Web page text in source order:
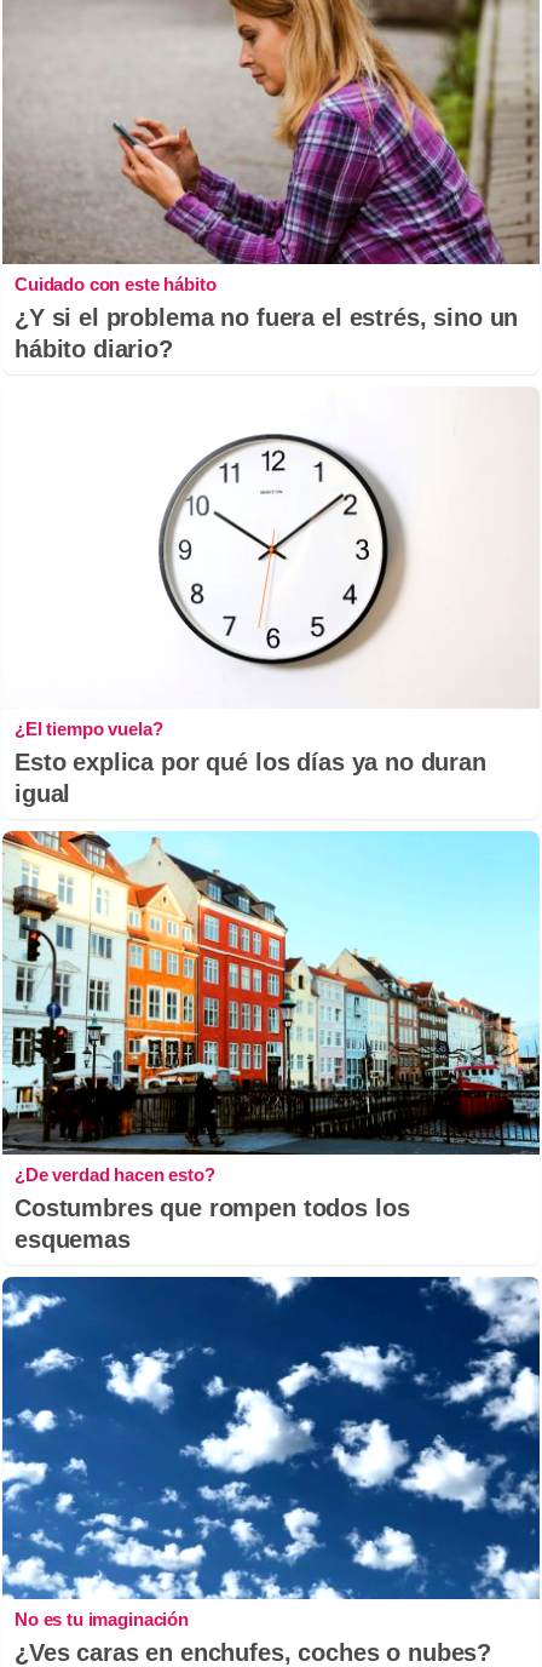
Cuidado con este hábito
¿Y si el problema no fuera el estrés, sino un
hábito diario?
¿El tiempo vuela?
Esto explica por qué los días ya no duran
igual
¿De verdad hacen esto?
Costumbres que rompen todos los
esquemas
No es tu imaginación
¿Ves caras en enchufes, coches o nubes?